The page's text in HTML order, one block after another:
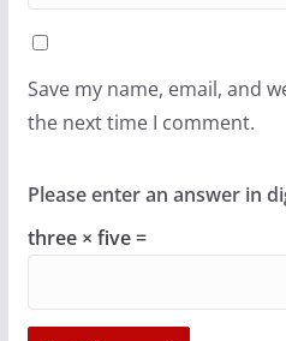
Save my name, email, and
the next time I comment.
Please enter an answer in
three × five =